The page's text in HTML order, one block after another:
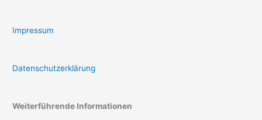
Impressum
Datenschutzerklärung
Weiterführende Informationen